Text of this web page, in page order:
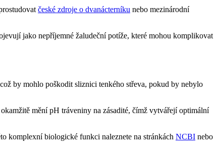
české zdroje o dvanácterníku nebo mezinárodní
jako nepříjemné žaludeční potíže, které mohou komplikovat
by mohlo poškodit sliznici tenkého střeva, pokud by nebylo
mění pH tráveniny na zásadité, čímž vytvářejí optimální
komplexní biologické funkci naleznete na stránkách NCBI nebo